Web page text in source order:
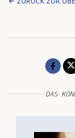
DAS